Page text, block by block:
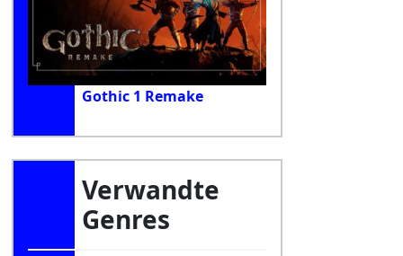
Gothic 1 Remake
Verwandte
Genres